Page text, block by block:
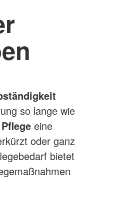
so lange wie
eine
oder ganz
bietet